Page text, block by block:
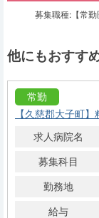
募集職種:【常
他にもおすす
常勤
【久慈郡大子町
求人病院名
募集科目
勤務地
給与